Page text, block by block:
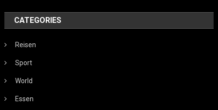
CATEGORIES
Reisen
Sport
World
Essen